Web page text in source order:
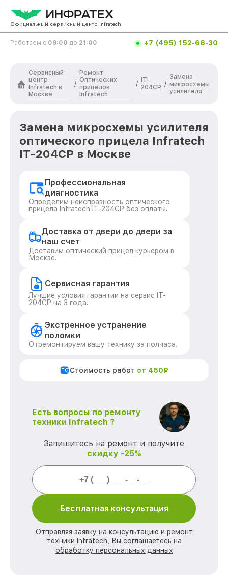
Официальный сервисный центр Infratech
Работаем с 09:00 до 21:00 +7 (495) 152-68-30
Сервисный
центр
Infratech в
Москве
/
Ремонт
Оптических
прицелов
Infratech
/
IT-
204CP /
Замена
микросхемы
усилителя
Замена микросхемы усилителя
оптического прицела Infratech
IT-204CP в Москве
Профессиональная
диагностика
Определим неисправность оптического
прицела Infratech IT-204CP без оплаты.
Доставка от двери до двери за
наш счет
Доставим оптический прицел курьером в
Москве.
Сервисная гарантия
Лучшие условия гарантии на сервис IT-
204CP на 3 года.
Экстренное устранение
поломки
Отремонтируем вашу технику за полчаса.
Стоимость работ от 450₽
Есть вопросы по ремонту
техники Infratech ?
Запишитесь на ремонт и получите
скидку -25%
Бесплатная консультация
Отправляя заявку на консультацию и ремонт
техники Infratech, Вы соглашаетесь на
обработку персональных данных